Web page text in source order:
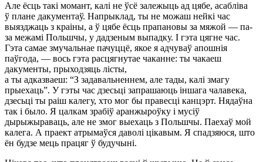
Але ёсць такі момант, калі не ўсё залежыць ад цябе, асабліва
ў плане дакументаў. Напрыклад, ты не можаш нейкі час
выязджаць з краіны, а ў цябе ёсць прапановы за мяжой — па-
за межамі Польшчы, у дадзеным выпадку. І гэта цягне час.
Гэта самае змучальнае пачуццё, якое я адчуваў апошнія
паўгода, — вось гэта расцягнутае чаканне: ты чакаеш
дакументы, прыходзяць лісты,
а ты адказваеш: “З задавальненнем, але тады, калі змагу
прыехаць”. У гэты час дзесьці запрашаюць іншага чалавека,
дзесьці ты раіш калегу, хто мог бы правесці канцэрт. Нядаўна
так і было. Я цалкам зрабіў аранжыроўку і мусіў
дырыжыраваць, але не змог выехаць з Польшчы. Паехаў мой
калега. А праект атрымаўся даволі цікавым. Я спадзяюся, што
ён будзе мець працяг ў будучыні.